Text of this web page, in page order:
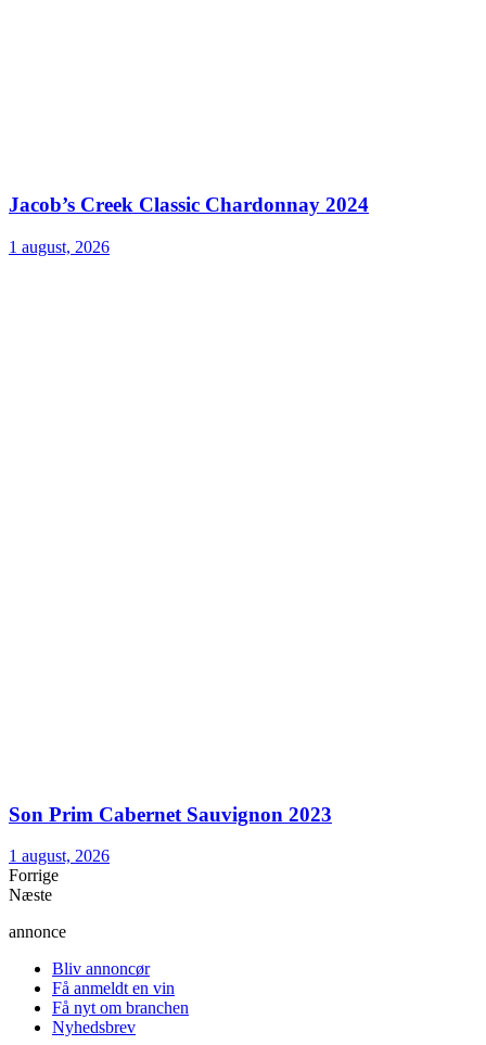
Jacob’s Creek Classic Chardonnay 2024
1 august, 2026
Son Prim Cabernet Sauvignon 2023
1 august, 2026
Forrige
Næste
annonce
Bliv annoncør
Få anmeldt en vin
Få nyt om branchen
Nyhedsbrev